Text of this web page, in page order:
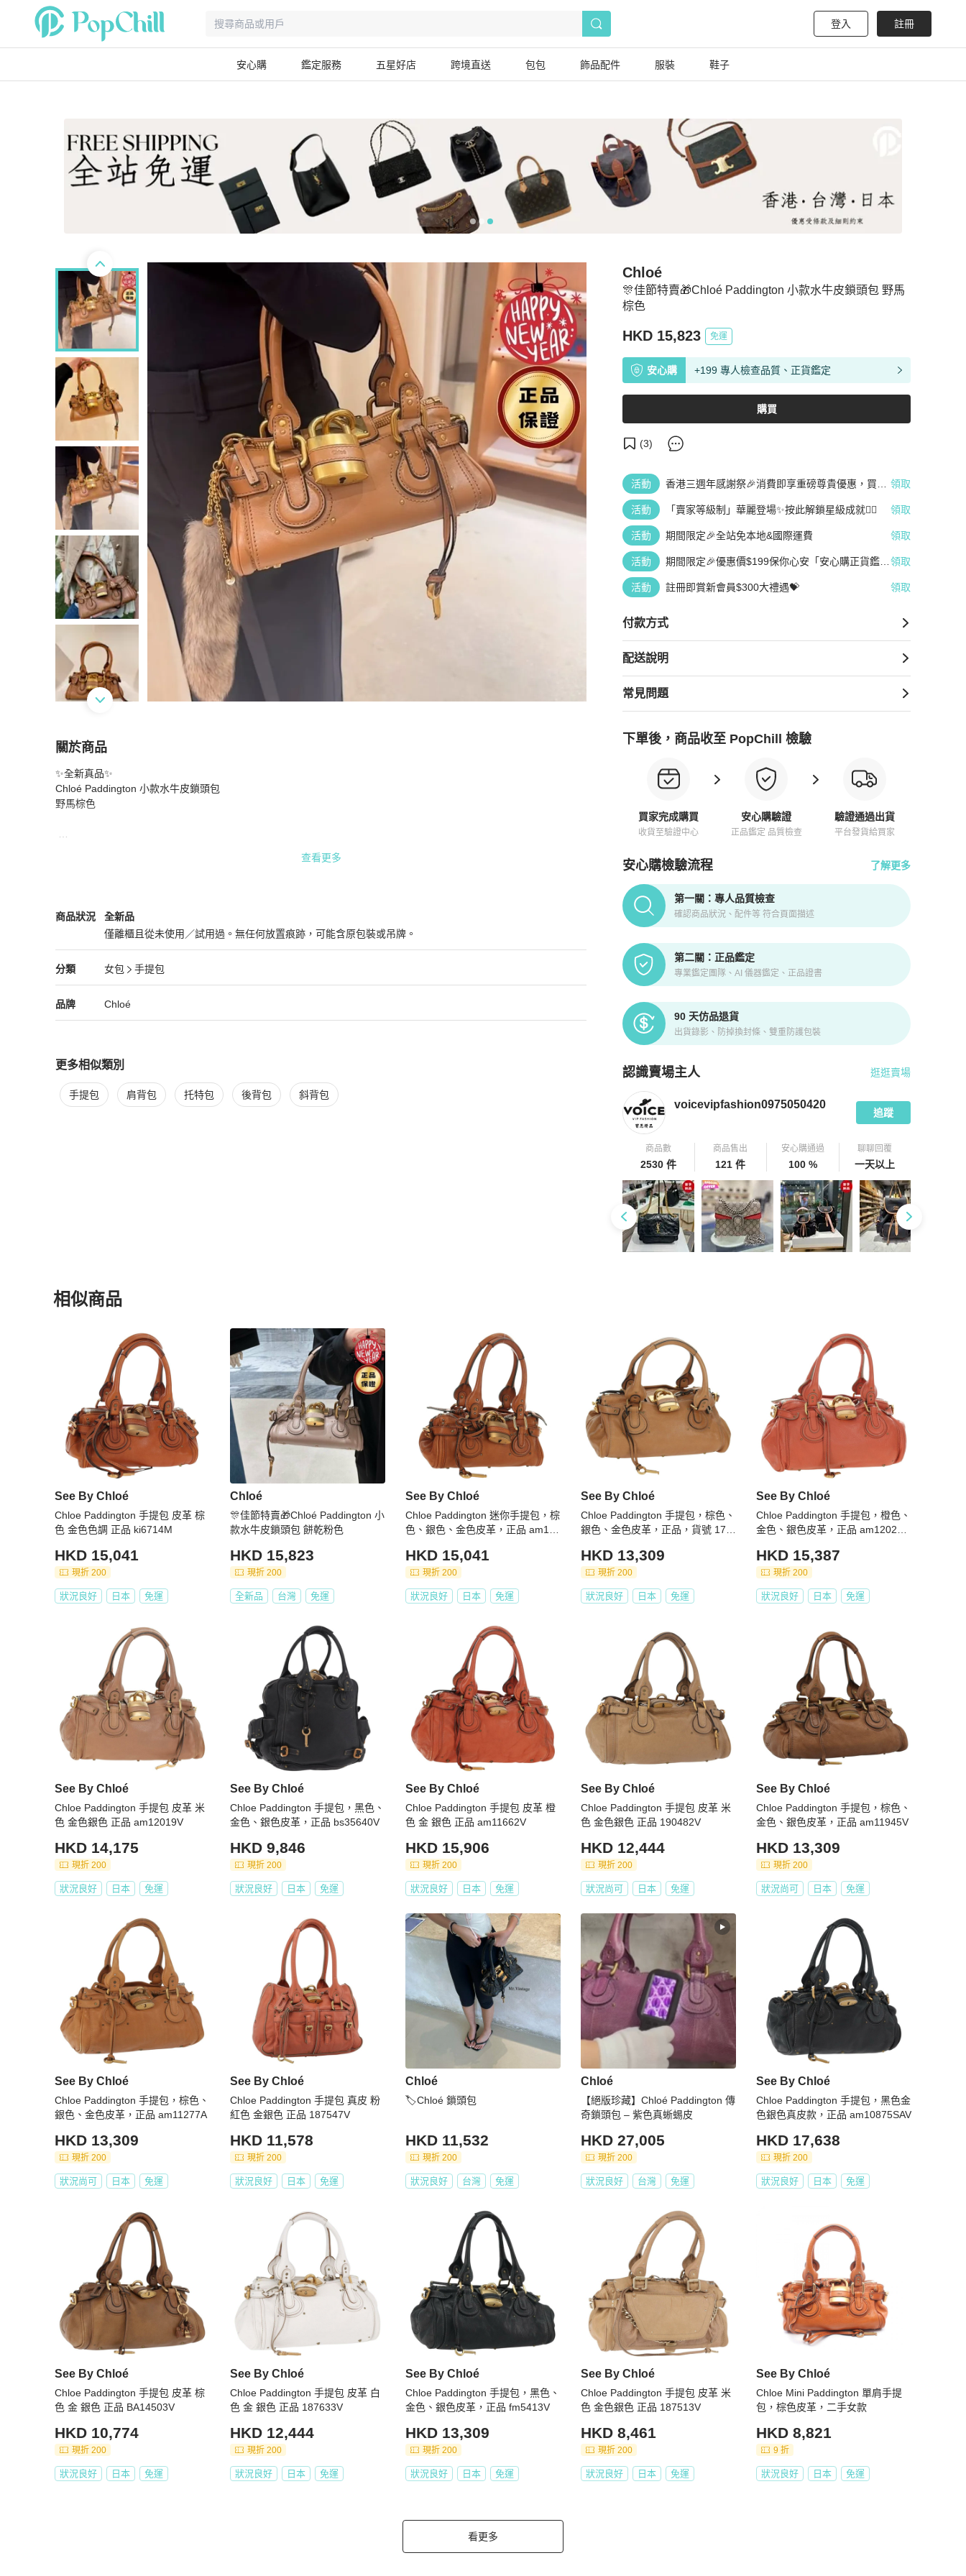
登入 註冊
安心購 鑑定服務 五星好店 跨境直送 包包 飾品配件 服裝 鞋子
🎊佳節特賣🎁Chloé Paddington 小款水牛皮鎖頭包 野馬
棕色
Chloé
HKD 15,823 免運
安心購 +199 專人檢查品質、正貨鑑定
購買
(3)
活動
香港三週年感謝祭🎉消費即享重磅尊貴優惠，買越
領取
活動 「賣家等級制」華麗登場✨按此解鎖星級成就👆🏻 領取
活動 期間限定🎉全站免本地&國際運費 領取
活動
期間限定🎉優惠價$199保你心安「安心購正貨鑑
領取
活動 註冊即賞新會員$300大禮遇💝 領取
付款方式
配送說明
常見問題
下單後，商品收至 PopChill 檢驗
買家完成購買
收貨至驗證中心
安心購驗證
正品鑑定 品質檢查
驗證通過出貨
平台發貨給買家
安心購檢驗流程 了解更多
PopChill拍拍圈正品驗證、安心購檢驗流程介紹
第一關：專人品質檢查
確認商品狀況、配件等 符合頁面描述
第二關：正品鑑定
專業鑑定團隊、AI 儀器鑑定、正品證書
90 天仿品退貨
出貨錄影、防掉換封條、雙重防護包裝
認識賣場主人
PopChill 拍拍圈嚴選賣家 voicevipfashion0975050420介紹
逛逛賣場
voicevipfashion0975050420
追蹤
商品數
2530 件
商品售出
121 件
安心購通過
100 %
聊聊回覆
一天以上
關於商品
關於🎊佳節特賣🎁Chloé Paddington 小款水牛皮鎖頭包 野馬棕色
✨全新真品✨
Chloé Paddington 小款水牛皮鎖頭包
野馬棕色
材質及細節
採用粒面水牛皮，設拉鍊開合、超大鋁製掛鎖與C形扣，
含手提與肩揹設計（提把垂度18公分）。
尺寸規格
可容納iPhone 14 Pro Max（約16.07 x 7.85 x 0.78公分）、小型錢包與日常隨身物品。
商品配件
原廠防塵袋｜原廠說明卡
查看更多
商品狀況
Chloé女包 商品狀態與細節
全新品
僅離櫃且從未使用／試用過。無任何放置痕跡，可能含原包裝或吊牌。
全新品
分類
Chloé 分類資訊
女包
手提包
女包/手提包推薦
品牌
Chloé 女包品牌介紹
Chloé
Chloé 推薦清單
更多相似類別
更多Chloé 女包相似商品推薦
手提包 肩背包 托特包 後背包 斜背包
相似商品
See By Chloé
Chloe Paddington 手提包 皮革 棕
色 金色色調 正品 ki6714M
HKD 15,041
現折 200
狀況良好 日本 免運
Chloé
🎊佳節特賣🎁Chloé Paddington 小
款水牛皮鎖頭包 餅乾粉色
HKD 15,823
現折 200
全新品 台灣 免運
See By Chloé
Chloe Paddington 迷你手提包，棕
色、銀色、金色皮革，正品 am117
HKD 15,041
現折 200
狀況良好 日本 免運
See By Chloé
Chloe Paddington 手提包，棕色、
銀色、金色皮革，正品，貨號 177
HKD 13,309
現折 200
狀況良好 日本 免運
See By Chloé
Chloe Paddington 手提包，橙色、
金色、銀色皮革，正品 am12020S
HKD 15,387
現折 200
狀況良好 日本 免運
See By Chloé
Chloe Paddington 手提包 皮革 米
色 金色銀色 正品 am12019V
HKD 14,175
現折 200
狀況良好 日本 免運
See By Chloé
Chloe Paddington 手提包，黑色、
金色、銀色皮革，正品 bs35640V
HKD 9,846
現折 200
狀況良好 日本 免運
See By Chloé
Chloe Paddington 手提包 皮革 橙
色 金 銀色 正品 am11662V
HKD 15,906
現折 200
狀況良好 日本 免運
See By Chloé
Chloe Paddington 手提包 皮革 米
色 金色銀色 正品 190482V
HKD 12,444
現折 200
狀況尚可 日本 免運
See By Chloé
Chloe Paddington 手提包，棕色、
金色、銀色皮革，正品 am11945V
HKD 13,309
現折 200
狀況尚可 日本 免運
See By Chloé
Chloe Paddington 手提包，棕色、
銀色、金色皮革，正品 am11277A
HKD 13,309
現折 200
狀況尚可 日本 免運
See By Chloé
Chloe Paddington 手提包 真皮 粉
紅色 金銀色 正品 187547V
HKD 11,578
現折 200
狀況良好 日本 免運
Chloé
🏷Chloé 鎖頭包
HKD 11,532
現折 200
狀況良好 台灣 免運
Chloé
【絕版珍藏】Chloé Paddington 傳
奇鎖頭包 – 紫色真蜥蜴皮
HKD 27,005
現折 200
狀況良好 台灣 免運
See By Chloé
Chloe Paddington 手提包，黑色金
色銀色真皮款，正品 am10875SAV
HKD 17,638
現折 200
狀況良好 日本 免運
See By Chloé
Chloe Paddington 手提包 皮革 棕
色 金 銀色 正品 BA14503V
HKD 10,774
現折 200
狀況良好 日本 免運
See By Chloé
Chloe Paddington 手提包 皮革 白
色 金 銀色 正品 187633V
HKD 12,444
現折 200
狀況良好 日本 免運
See By Chloé
Chloe Paddington 手提包，黑色、
金色、銀色皮革，正品 fm5413V
HKD 13,309
現折 200
狀況良好 日本 免運
See By Chloé
Chloe Paddington 手提包 皮革 米
色 金色銀色 正品 187513V
HKD 8,461
現折 200
狀況良好 日本 免運
See By Chloé
Chloe Mini Paddington 單肩手提
包，棕色皮革，二手女款
HKD 8,821
9 折
狀況良好 日本 免運
看更多